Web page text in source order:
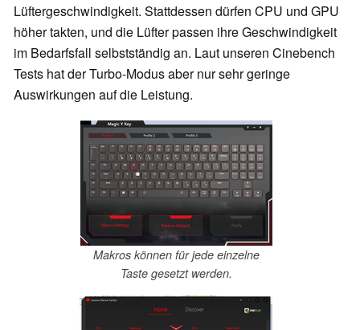
Lüftergeschwindigkeit. Stattdessen dürfen CPU und GPU
höher takten, und die Lüfter passen ihre Geschwindigkeit
im Bedarfsfall selbstständig an. Laut unseren Cinebench
Tests hat der Turbo-Modus aber nur sehr geringe
Auswirkungen auf die Leistung.
Makros können für jede einzelne
Taste gesetzt werden.